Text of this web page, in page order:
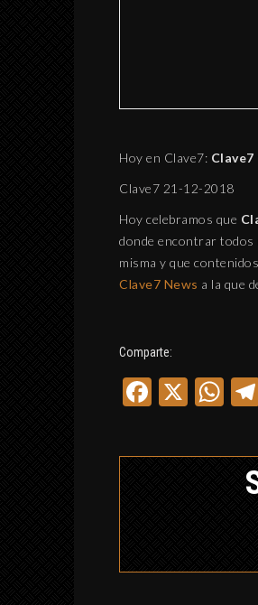
Hoy en Clave7:
Clave7 21-12-2018
Hoy celebramos que
donde encontrar todos
misma y que
Clave7 News a la que
Comparte:
Facebook
X